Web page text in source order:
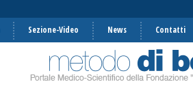
Sezione-Video News Contatti